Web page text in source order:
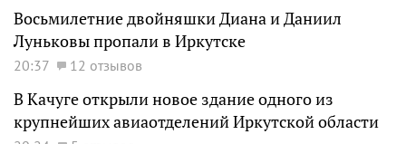
Восьмилетние двойняшки Диана и Даниил
Луньковы пропали в Иркутске
20:37 12 отзывов
В Качуге открыли новое здание одного из
крупнейших авиаотделений Иркутской области